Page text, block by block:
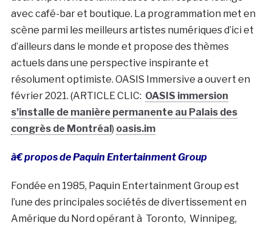
avec café-bar et boutique. La programmation met en
scène parmi les meilleurs artistes numériques d’ici et
d’ailleurs dans le monde et propose des thèmes
actuels dans une perspective inspirante et
résolument optimiste. OASIS Immersive a ouvert en
février 2021. (ARTICLE CLIC: OASIS immersion
s’installe de manière permanente au Palais des
congrès de Montréal) oasis.im
à€ propos de Paquin Entertainment Group
Fondée en 1985, Paquin Entertainment Group est
l’une des principales sociétés de divertissement en
Amérique du Nord opérant à Toronto, Winnipeg,